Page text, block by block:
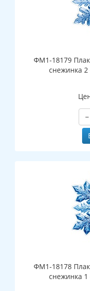
ФМ1-18179
снежинка 2
−
ФМ1-18178
снежинка 1